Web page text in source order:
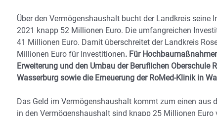
Über den Vermögenshaushalt bucht der Landkreis
2021 knapp 52 Millionen Euro. Die umfangreichen
41 Millionen Euro. Damit überschreitet der Landkreis
Millionen Euro für Investitionen. Für
Erweiterung und den Umbau der Beruflichen Oberschule
Wasserburg sowie die Erneuerung der RoMed-Klinik in
Das Geld im Vermögenshaushalt kommt zum einen
in den Vermögenshaushalt sind knapp 25 Millionen